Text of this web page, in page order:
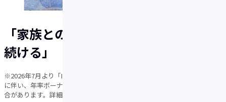
「家族とのハワイ旅行のために貯め
続ける」
※2026年7月より「IDAREランク」プログラムを導入しました。これ
に伴い、年率ボーナス・海外事務手数料はランクに応じて異なる場
合があります。詳細は